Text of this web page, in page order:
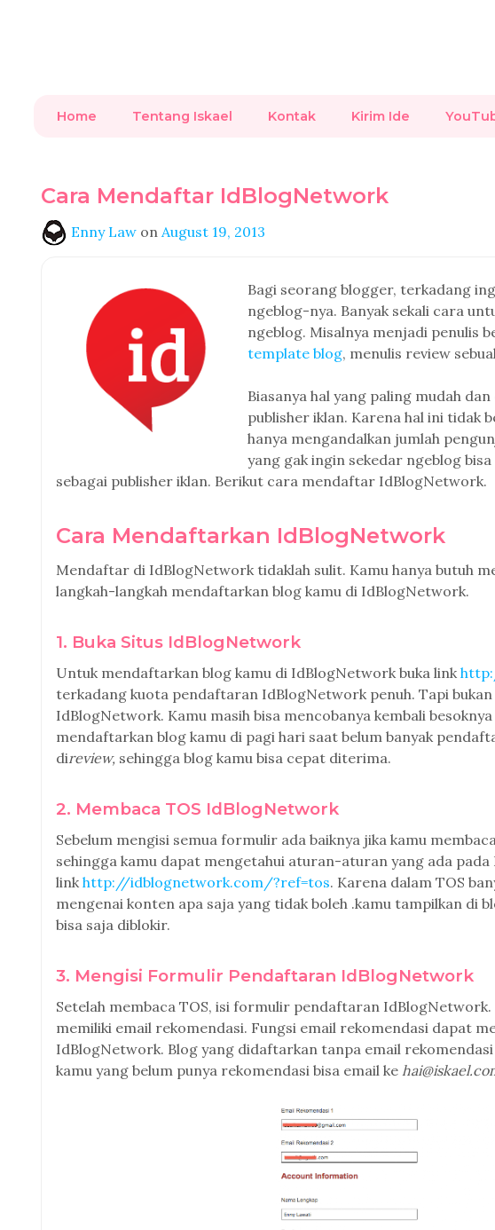
Home Tentang Iskael Kontak Kirim Ide
Cara Mendaftar IdBlogNetwork
Enny Law on August 19, 2013
Bagi seorang blogger, terkadang
ngeblog-nya. Banyak sekali cara
ngeblog. Misalnya menjadi penulis
template blog, menulis review
Biasanya hal yang paling mudah
publisher iklan. Karena hal ini tidak
hanya mengandalkan jumlah
yang gak ingin sekedar ngeblog
sebagai publisher iklan. Berikut cara mendaftar IdBlogNetwork.
Cara Mendaftarkan IdBlogNetwork
Mendaftar di IdBlogNetwork tidaklah sulit. Kamu hanya butuh
langkah-langkah mendaftarkan blog kamu di IdBlogNetwork.
1. Buka Situs IdBlogNetwork
Untuk mendaftarkan blog kamu di IdBlogNetwork buka link
terkadang kuota pendaftaran IdBlogNetwork penuh. Tapi
IdBlogNetwork. Kamu masih bisa mencobanya kembali
mendaftarkan blog kamu di pagi hari saat belum banyak
direview, sehingga blog kamu bisa cepat diterima.
2. Membaca TOS IdBlogNetwork
Sebelum mengisi semua formulir ada baiknya jika kamu
sehingga kamu dapat mengetahui aturan-aturan yang ada
link http://idblognetwork.com/?ref=tos. Karena dalam TOS
mengenai konten apa saja yang tidak boleh .kamu tampilkan di
bisa saja diblokir.
3. Mengisi Formulir Pendaftaran IdBlogNetwork
Setelah membaca TOS, isi formulir pendaftaran
memiliki email rekomendasi. Fungsi email rekomendasi dapat
IdBlogNetwork. Blog yang didaftarkan tanpa email
kamu yang belum punya rekomendasi bisa email ke